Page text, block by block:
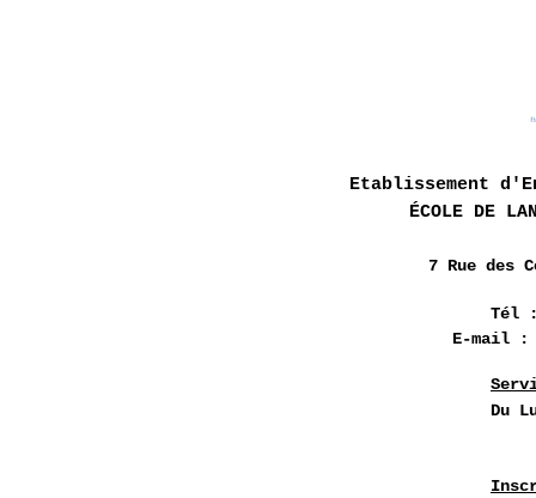
Etablissement
ÉCOLE DE
7 Rue des
Tél
E-mail
Du